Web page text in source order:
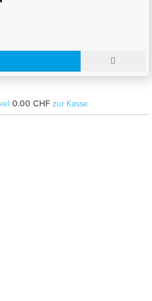
0.00 CHF zur Kasse